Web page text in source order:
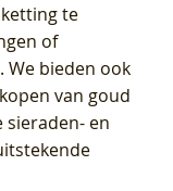
te
of
We bieden ook
van goud
sieraden- en